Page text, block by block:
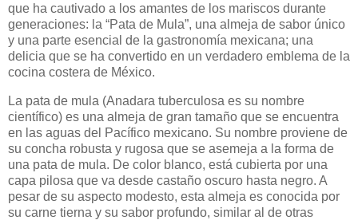
que ha cautivado a los amantes de los mariscos durante
generaciones: la “Pata de Mula”, una almeja de sabor único
y una parte esencial de la gastronomía mexicana; una
delicia que se ha convertido en un verdadero emblema de la
cocina costera de México.
La pata de mula (Anadara tuberculosa es su nombre
científico) es una almeja de gran tamaño que se encuentra
en las aguas del Pacífico mexicano. Su nombre proviene de
su concha robusta y rugosa que se asemeja a la forma de
una pata de mula. De color blanco, está cubierta por una
capa pilosa que va desde castaño oscuro hasta negro. A
pesar de su aspecto modesto, esta almeja es conocida por
su carne tierna y su sabor profundo, similar al de otras